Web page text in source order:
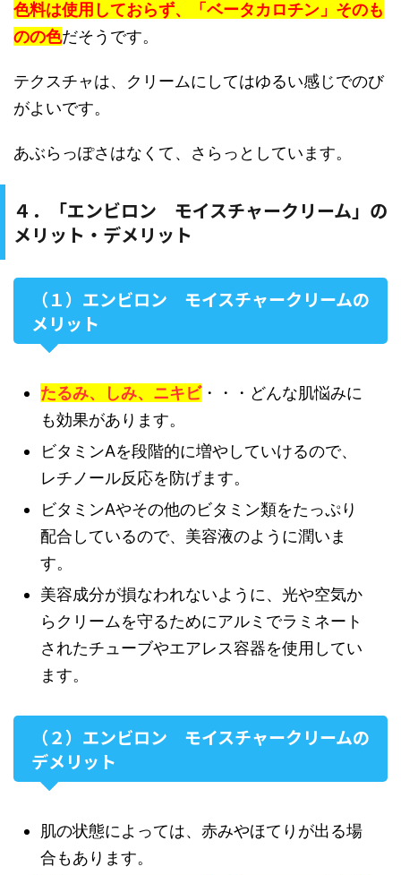
色料は使用しておらず、「ベータカロチン」そのも
のの色だそうです。
テクスチャは、クリームにしてはゆるい感じでのび
がよいです。
あぶらっぽさはなくて、さらっとしています。
４．「エンビロン モイスチャークリーム」の
メリット・デメリット
（１）エンビロン モイスチャークリームの
メリット
たるみ、しみ、ニキビ・・・どんな肌悩みに
も効果があります。
ビタミンAを段階的に増やしていけるので、
レチノール反応を防げます。
ビタミンAやその他のビタミン類をたっぷり
配合しているので、美容液のように潤いま
す。
美容成分が損なわれないように、光や空気か
らクリームを守るためにアルミでラミネート
されたチューブやエアレス容器を使用してい
ます。
（２）エンビロン モイスチャークリームの
デメリット
肌の状態によっては、赤みやほてりが出る場
合もあります。